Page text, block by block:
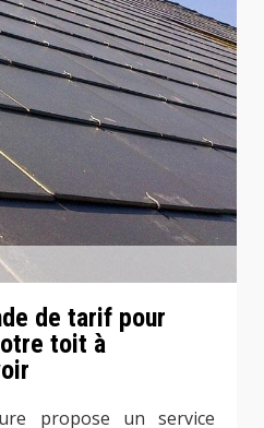
de tarif pour
toit à
propose un service